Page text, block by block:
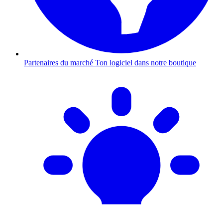
Partenaires du marché Ton logiciel dans notre boutique